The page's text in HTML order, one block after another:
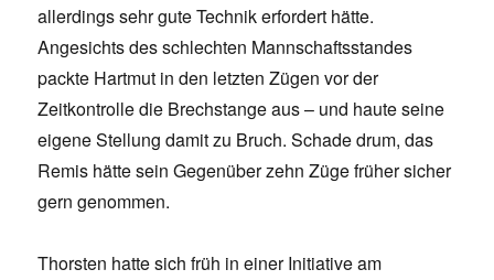
allerdings sehr gute Technik erfordert hätte.
Angesichts des schlechten Mannschaftsstandes
packte Hartmut in den letzten Zügen vor der
Zeitkontrolle die Brechstange aus – und haute seine
eigene Stellung damit zu Bruch. Schade drum, das
Remis hätte sein Gegenüber zehn Züge früher sicher
gern genommen.
Thorsten hatte sich früh in einer Initiative am